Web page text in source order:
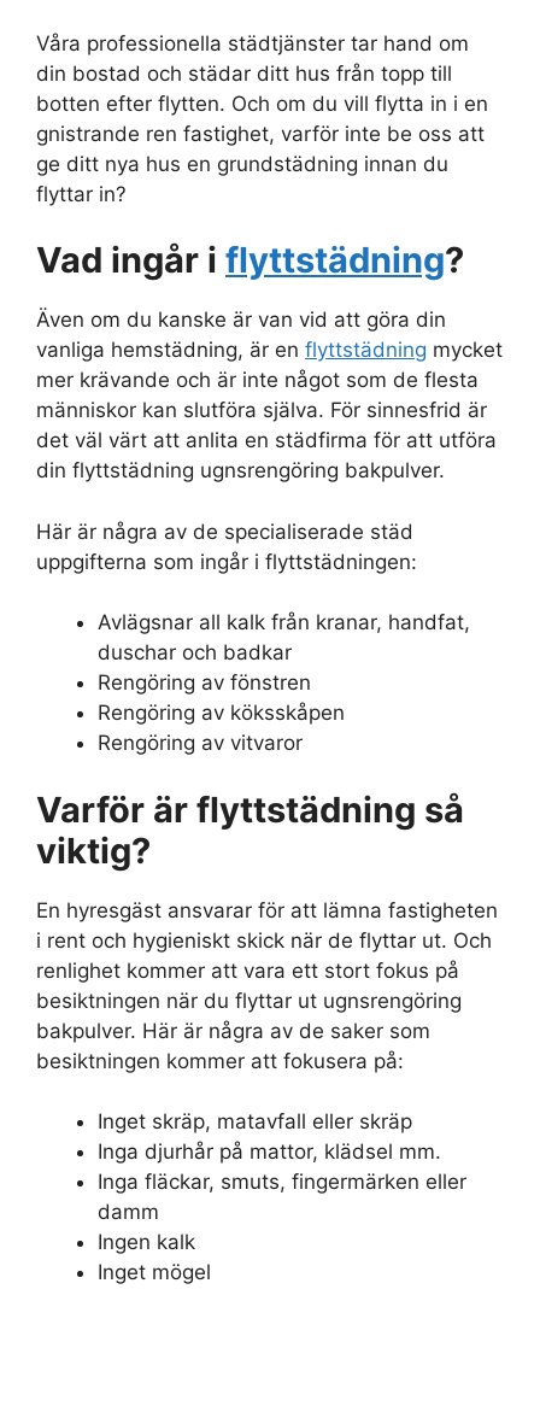
Våra professionella städtjänster tar hand om
din bostad och städar ditt hus från topp till
botten efter flytten. Och om du vill flytta in i en
gnistrande ren fastighet, varför inte be oss att
ge ditt nya hus en grundstädning innan du
flyttar in?
Vad ingår i flyttstädning?
Även om du kanske är van vid att göra din
vanliga hemstädning, är en flyttstädning mycket
mer krävande och är inte något som de flesta
människor kan slutföra själva. För sinnesfrid är
det väl värt att anlita en städfirma för att utföra
din flyttstädning ugnsrengöring bakpulver.
Här är några av de specialiserade städ
uppgifterna som ingår i flyttstädningen:
Avlägsnar all kalk från kranar, handfat,
duschar och badkar
Rengöring av fönstren
Rengöring av köksskåpen
Rengöring av vitvaror
Varför är flyttstädning så
viktig?
En hyresgäst ansvarar för att lämna fastigheten
i rent och hygieniskt skick när de flyttar ut. Och
renlighet kommer att vara ett stort fokus på
besiktningen när du flyttar ut ugnsrengöring
bakpulver. Här är några av de saker som
besiktningen kommer att fokusera på:
Inget skräp, matavfall eller skräp
Inga djurhår på mattor, klädsel mm.
Inga fläckar, smuts, fingermärken eller
damm
Ingen kalk
Inget mögel